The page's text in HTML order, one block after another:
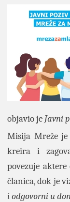
objavio je Javni
Misija Mreže
kreira i
povezuje
članica, dok je
i odgovorni u